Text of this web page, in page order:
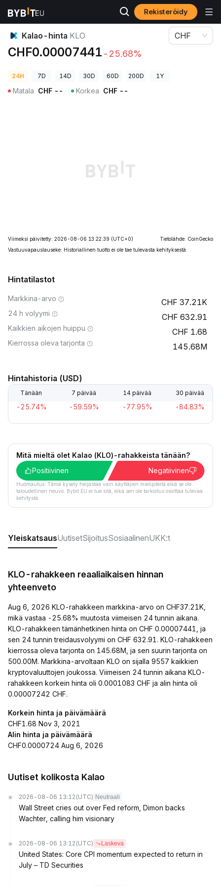
Rekisteröidy
Kryptohinnat
Kalao-hinta KLO
CHF0.00007441 -25.68%
CHF
24H 7D 14D 30D 60D 200D 1Y
Matala CHF -- Korkea CHF --
Viimeksi päivitetty: 2026-08-06 13:22:39 (UTC+0)
Tietolähde: CoinGecko
Vastuuvapauslauseke: Historiallinen tuotto ei ole tae tulevasta kehityksestä.
Hintatilastot
Markkina-arvo 37.21K
24 h volyymi 632.91
Kaikkien aikojen huippu 1.68
Kierrossa oleva tarjonta 145.68M
Hintahistoria (USD)
Tänään 7 päivää 14 päivää 30 päivää
-25.74% -59.59% -77.95% -84.83%
Mitä mieltä olet Kalao (KLO)-rahakkeista tänään?
Positiivinen
Negatiivinen
Huomautus: Tämä kysely heijastaa vain käyttäjien mielipiteitä eikä se ole
taloudellinen neuvo. Bybit EU ei tue sitä, eikä sen ole tarkoitus osoittaa tulevaa
kehitystä.
YleiskatsausUutisetSijoitusSosiaalinenUKK:t
KLO-rahakkeen reaaliaikaisen hinnan
yhteenveto
Aug 6, 2026 KLO-rahakkeen markkina-arvo on CHF37.21K,
mikä vastaa -25.68% muutosta viimeisen 24 tunnin aikana.
KLO-rahakkeen tämänhetkinen hinta on CHF 0.00007441, ja
sen 24 tunnin treidausvolyymi on CHF 632.91. KLO-rahakkeen
kierrossa oleva tarjonta on 145.68M, ja sen suurin tarjonta on
500.00M. Markkina-arvoltaan KLO on sijalla 9557 kaikkien
kryptovaluuttojen joukossa. Viimeisen 24 tunnin aikana KLO-
rahakkeen korkein hinta oli 0.0001083 CHF ja alin hinta oli
0.00007242 CHF.
Korkein hinta ja päivämäärä
CHF1.68 Nov 3, 2021
Alin hinta ja päivämäärä
CHF0.0000724 Aug 6, 2026
Uutiset kolikosta Kalao
2026-08-06 13:12 (UTC) Neutraali
Wall Street cries out over Fed reform, Dimon backs
Wachter, calling him visionary
2026-08-06 13:12 (UTC) Laskeva
United States: Core CPI momentum expected to return in
July – TD Securities